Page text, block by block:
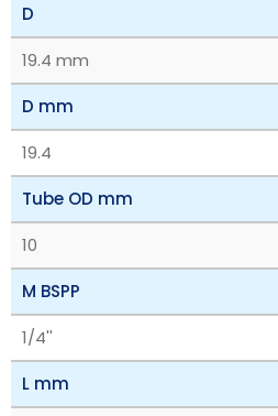
D
19.4 mm
D mm
19.4
Tube OD mm
10
M BSPP
1/4''
L mm